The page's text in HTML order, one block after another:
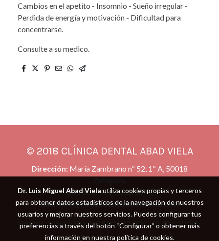
Cambios en el apetito - Insomnio - Sueño irregular -
Perdida de energía y motivación - Dificultad para
concentrarse.
Consulte a su medico.
© 2018 CLÍNICA DENTAL ABAD VIELA
Dirección: María Zambrano nº 52, 1º A, 50018
Teléfono:976 73 52 95|E-
mail:info@clinicadentalabadviela.com
Horario: Lunes a Viernes 9.00 a 12.00h - 15.30 a 20.30h.
Dr. Luis Miguel Abad Viela utiliza cookies propias y terceros
para obtener datos estadísticos de la navegación de nuestros
usuarios y mejorar nuestros servicios. Puedes configurar tus
preferencias a través del botón “Configurar” o obtener más
información en nuestra política de cookies.